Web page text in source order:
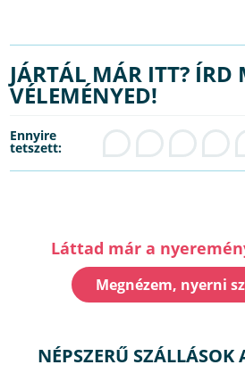
JÁRTÁL MÁR ITT? ÍRD
VÉLEMÉNYED!
Ennyire
tetszett:
Láttad már a
Megnézem, nyerni
NÉPSZERŰ SZÁLLÁSOK